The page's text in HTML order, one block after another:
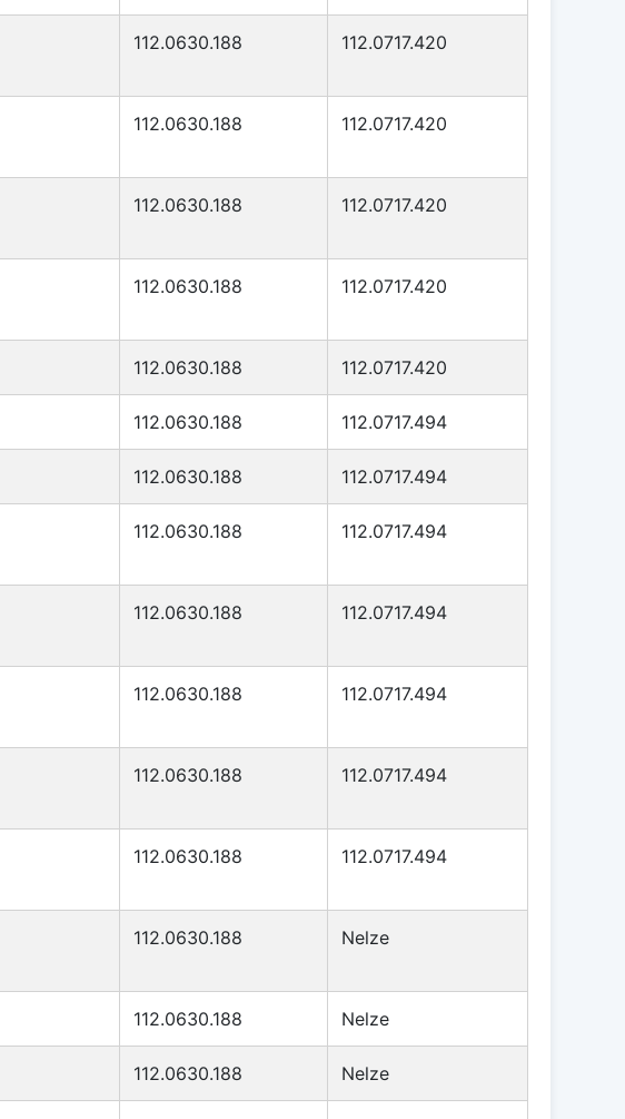
112.0630.188 112.0717.420
112.0630.188 112.0717.420
112.0630.188 112.0717.420
112.0630.188 112.0717.420
112.0630.188 112.0717.420
112.0630.188 112.0717.494
112.0630.188 112.0717.494
112.0630.188 112.0717.494
112.0630.188 112.0717.494
112.0630.188 112.0717.494
112.0630.188 112.0717.494
112.0630.188 112.0717.494
112.0630.188 Nelze
112.0630.188 Nelze
112.0630.188 Nelze